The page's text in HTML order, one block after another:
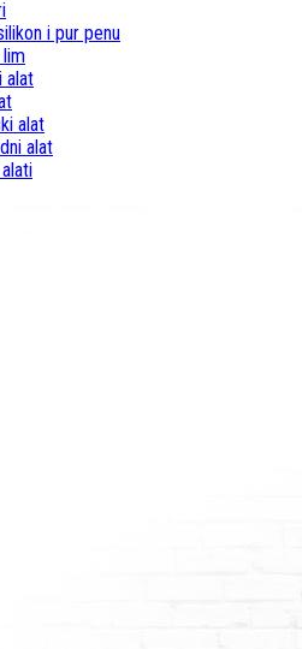
i pur penu
alat
alat
alat